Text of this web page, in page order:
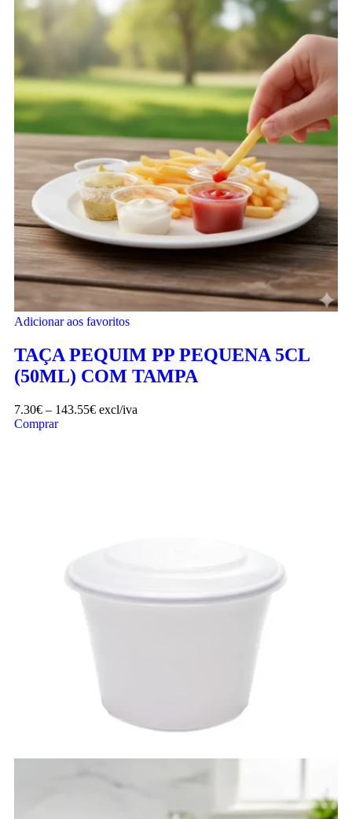
Adicionar aos favoritos
TAÇA PEQUIM PP PEQUENA 5CL
(50ML) COM TAMPA
7.30€ – 143.55€ excl/iva
Comprar